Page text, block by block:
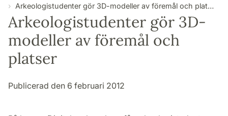
Arkeologistudenter gör 3D-modeller av föremål och platser
Arkeologistudenter gör 3D-
modeller av föremål och
platser
Publicerad den 6 februari 2012